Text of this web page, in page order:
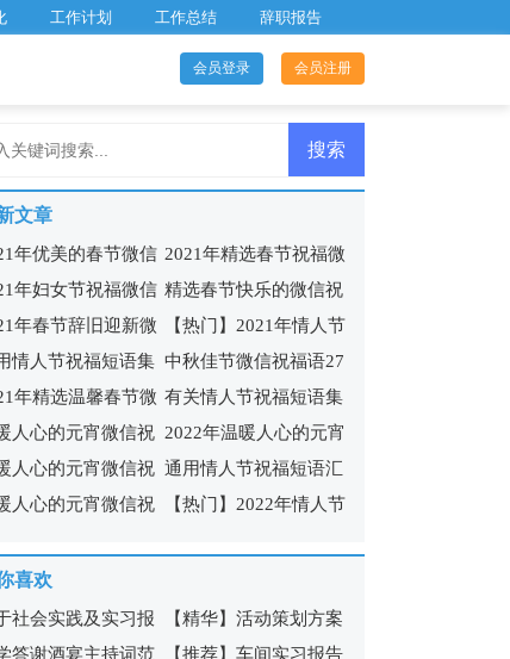
工作计划 工作总结 辞职报告
会员登录 会员注册
文章
年优美的春节微信
语41句
2021年精选春节祝福微
信问候语27句
年妇女节祝福微信
语27条
精选春节快乐的微信祝
福语大汇总52条
年春节辞旧迎新微
福语合集41句
【热门】2021年情人节
祝福短语汇编49句
情人节祝福短语集
条
中秋佳节微信祝福语27
条
年精选温馨春节微
福语15条
有关情人节祝福短语集
锦100句
人心的元宵微信祝
41句
2022年温暖人心的元宵
微信祝福语44条
人心的元宵微信祝
26句
通用情人节祝福短语汇
编97句
人心的元宵微信祝
【热门】2022年情人节
喜欢
社会实践及实习报
【精华】活动策划方案
答谢酒宴主持词范
【推荐】车间实习报告